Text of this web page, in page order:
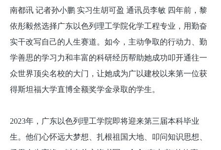
南都讯 记者孙小鹏 实习生胡可盈 通讯员李敏 四年前，黎
依彤毅然选择广东以色列理工学院化学工程专业，用勤奋
实干改写自己的人生赛道。如今，主动争取的行动力、勤
学善思的学习力和丰富的科研经历帮助她成功叩开通往一
众世界顶尖名校的大门，让她成为广以建校以来第一位获
得斯坦福大学直博全额奖学金录取的学生。
2023年，广东以色列理工学院即将迎来第三届本科毕业
生。他们心怀远大梦想、扎根祖国大地、叩问知识思想、